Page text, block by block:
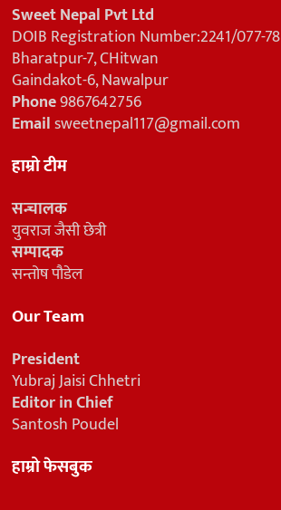
Sweet Nepal Pvt Ltd
DOIB Registration Number:2241/077-78
Bharatpur-7, CHitwan
Gaindakot-6, Nawalpur
Phone9867642756
Emailsweetnepal117@gmail.com
हाम्रो टीम
सन्चालक
युवराज जैसी छेत्री
सम्पादक
सन्तोष पौडेल
Our Team
President
Yubraj Jaisi Chhetri
Editor in Chief
Santosh Poudel
हाम्रो फेसबुक